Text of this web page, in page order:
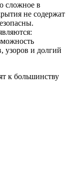
сложное в
не содержат
узоров и долгий
к большинству